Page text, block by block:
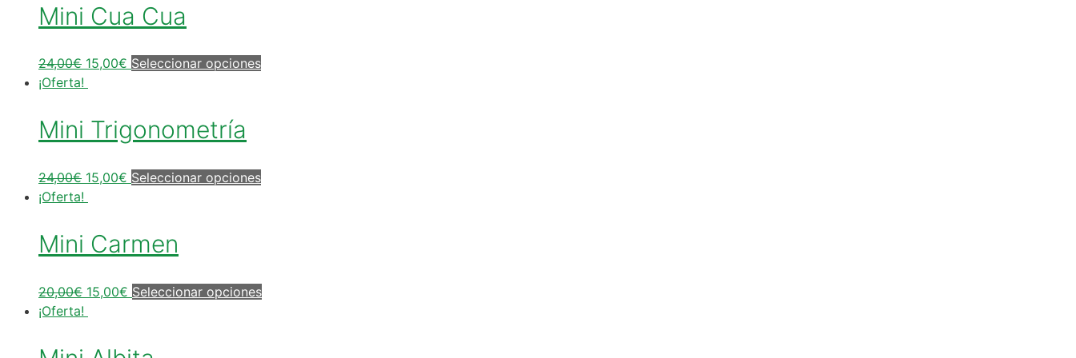
Mini Cua Cua
24,00€ 15,00€ Seleccionar opciones
¡Oferta!
Mini Trigonometría
24,00€ 15,00€ Seleccionar opciones
¡Oferta!
Mini Carmen
20,00€ 15,00€ Seleccionar opciones
¡Oferta!